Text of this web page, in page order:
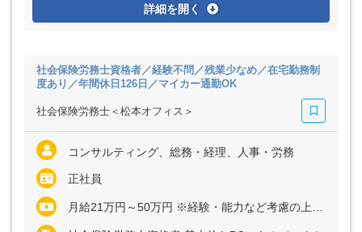
詳細を開く
社会保険労務士資格者／経験不問／残業少なめ／在宅勤務制
度あり／年間休日126日／マイカー通勤OK
社会保険労務士＜松本オフィス＞
コンサルティング、総務・経理、人事・労務
正社員
月給21万円～50万円 ※経験・能力など考慮の上、決定いたします ※残業代は全額支給